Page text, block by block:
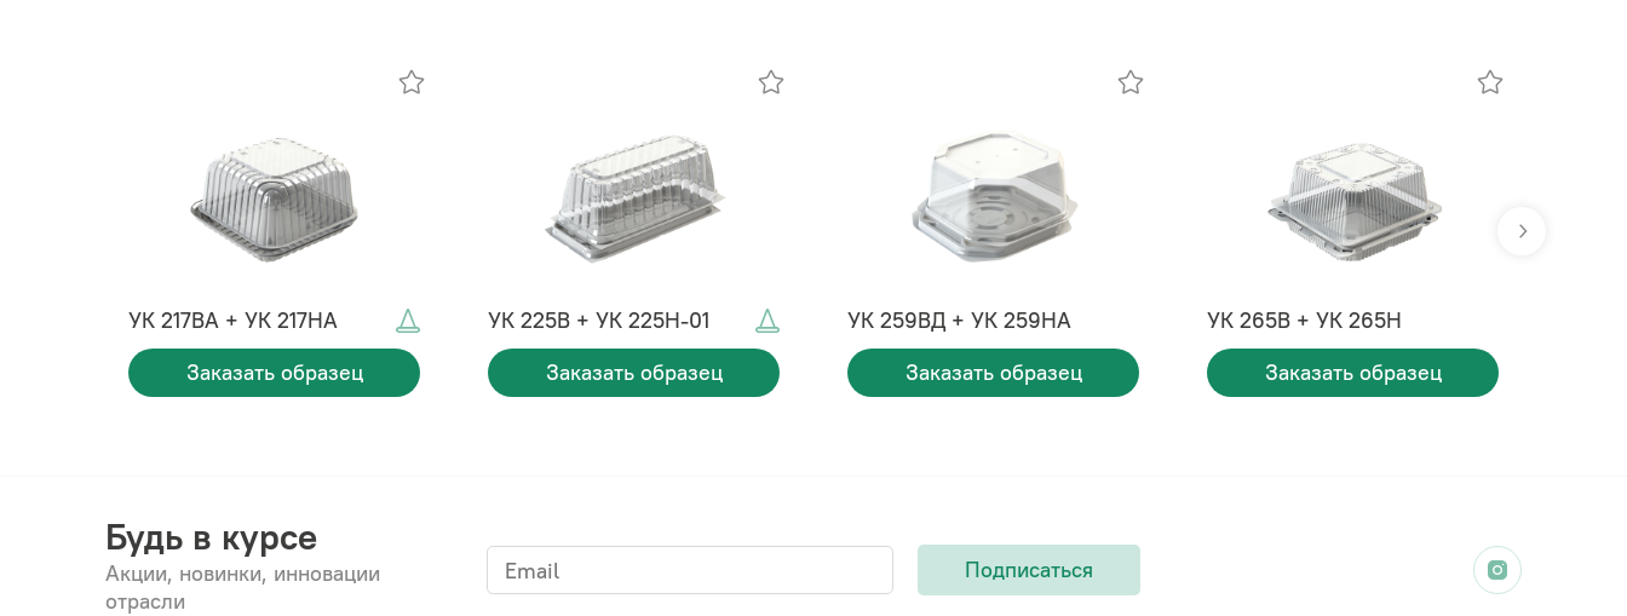
УК 217ВА + УК 217НА
Заказать образец
УК 225В + УК 225Н-01
Заказать образец
УК 259ВД + УК 259НА
Заказать образец
УК 265В + УК 265Н
Заказать образец
Будь в курсе
Акции, новинки, инновации
отрасли
Подписаться